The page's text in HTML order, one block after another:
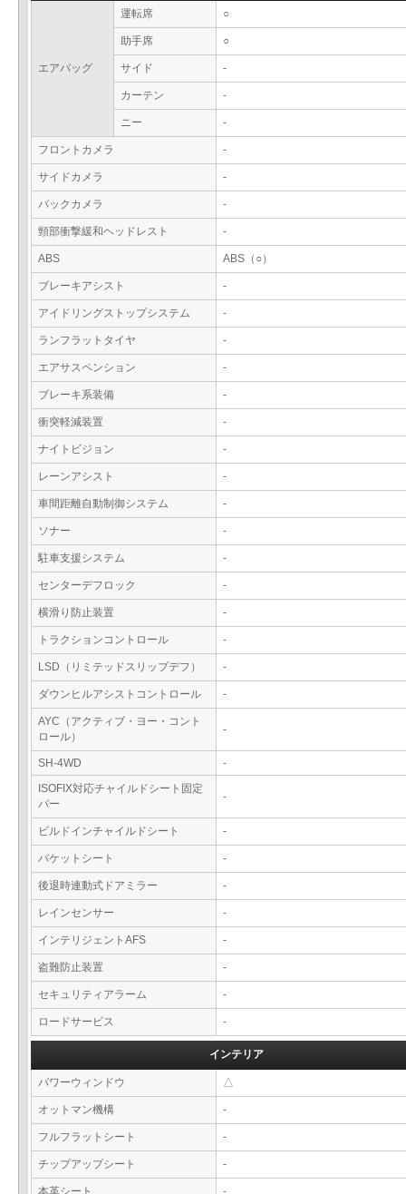
エアバッグ
運転席 ○
助手席 ○
サイド -
カーテン -
ニー -
フロントカメラ -
サイドカメラ -
バックカメラ -
頸部衝撃緩和ヘッドレスト -
ABS ABS（○）
ブレーキアシスト -
アイドリングストップシステム -
ランフラットタイヤ -
エアサスペンション -
ブレーキ系装備 -
衝突軽減装置 -
ナイトビジョン -
レーンアシスト -
車間距離自動制御システム -
ソナー -
駐車支援システム -
センターデフロック -
横滑り防止装置 -
トラクションコントロール -
LSD（リミテッドスリップデフ） -
ダウンヒルアシストコントロール -
AYC（アクティブ・ヨー・コント
ロール）
-
SH-4WD
-
ISOFIX対応チャイルドシート固定
バー
-
ビルドインチャイルドシート -
バケットシート -
後退時連動式ドアミラー -
レインセンサー -
インテリジェントAFS -
盗難防止装置 -
セキュリティアラーム -
ロードサービス -
インテリア
パワーウィンドウ △
オットマン機構 -
フルフラットシート -
チップアップシート -
本革シート -